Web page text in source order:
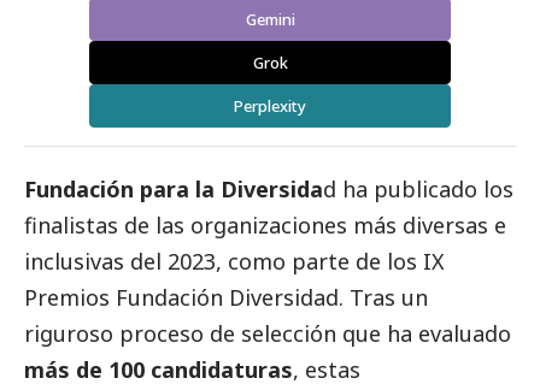
Gemini
Grok
Perplexity
Fundación para la Diversidad ha publicado los
finalistas de las organizaciones más diversas e
inclusivas del 2023, como parte de los IX
Premios Fundación Diversidad. Tras un
riguroso proceso de selección que ha evaluado
más de 100 candidaturas, estas